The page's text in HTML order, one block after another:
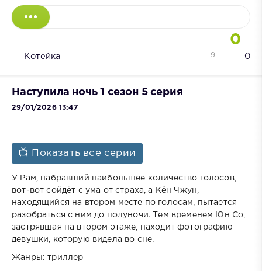
0
Котейка 0
9
Наступила ночь 1 сезон 5 серия
29/01/2026 13:47
📺 Показать все серии
У Рам, набравший наибольшее количество голосов,
вот-вот сойдёт с ума от страха, а Кён Чжун,
находящийся на втором месте по голосам, пытается
разобраться с ним до полуночи. Тем временем Юн Со,
застрявшая на втором этаже, находит фотографию
девушки, которую видела во сне.
Жанры: триллер